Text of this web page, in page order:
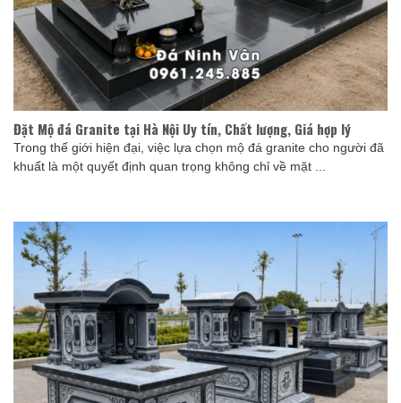
Đặt Mộ đá Granite tại Hà Nội Uy tín, Chất lượng, Giá hợp lý
Trong thế giới hiện đại, việc lựa chọn mộ đá granite cho người đã
khuất là một quyết định quan trọng không chỉ về mặt ...